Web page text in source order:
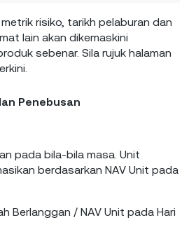
risiko, tarikh pelaburan dan
lain akan dikemaskini
sebenar. Sila rujuk halaman
Penebusan
pada bila-bila masa. Unit
berdasarkan NAV Unit pada
Berlanggan / NAV Unit pada Hari